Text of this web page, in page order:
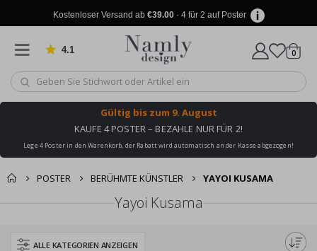
Kostenloser Versand ab €39.00· 4 für 2 auf Poster
4.1 von 1029 Bewertungen
Wagen
0
Gültig bis zum 9. August
KAUFE 4 POSTER – BEZAHLE NUR FÜR 2!
Lege 4 Poster in den Warenkorb, der Rabatt wird automatisch an der Kasse abgezogen!
POSTER BERÜHMTE KÜNSTLER YAYOI KUSAMA
Yayoi Kusama
ALLE KATEGORIEN ANZEIGEN